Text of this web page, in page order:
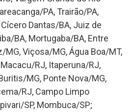
PA, Trairão/PA,
Dantas/BA, Juiz de
BA, Mortugaba/BA, Entre
MG, Viçosa/MG, Água Boa/MT,
RJ, Itaperuna/RJ,
MG, Ponte Nova/MG,
RJ, Campo Limpo
SP, Mombuca/SP;